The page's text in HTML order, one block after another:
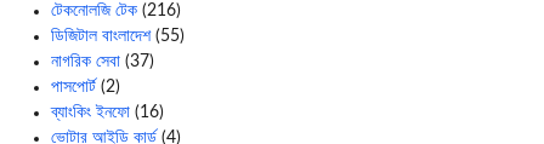
টেকনোলজি টেক (216)
ডিজিটাল বাংলাদেশ(55)
নাগরিক সেবা (37)
পাসপোর্ট (2)
ব্যাংকিং ইনফো (16)
ভোটার আইডি কার্ড (4)